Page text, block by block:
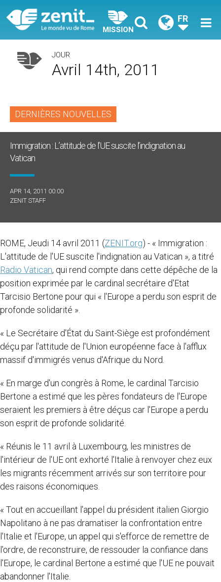
MISSION
FR
JOUR
Avril 14th, 2011
DERNIÈRES NOUVELLES
Immigration : L’attitude de l’UE suscite l’indignation au
Vatican
APR 14, 2011 00:00
ZENIT STAFF
ROME, Jeudi 14 avril 2011 (ZENIT.org) - « Immigration :
L'attitude de l'UE suscite l'indignation au Vatican », a titré
Radio Vatican, qui rend compte dans cette dépêche de la
position exprimée par le cardinal secrétaire d'Etat
Tarcisio Bertone pour qui « l'Europe a perdu son esprit de
profonde solidarité ».
« Le Secrétaire d'État du Saint-Siège est profondément
déçu par l'attitude de l'Union européenne face à l'afflux
massif d'immigrés venus d'Afrique du Nord.
« En marge d'un congrès à Rome, le cardinal Tarcisio
Bertone a estimé que les pères fondateurs de l'Europe
seraient les premiers à être déçus car l'Europe a perdu
son esprit de profonde solidarité.
« Réunis le 11 avril à Luxembourg, les ministres de
l'intérieur de l'UE ont exhorté l'Italie à renvoyer chez eux
les migrants récemment arrivés sur son territoire pour
des raisons économiques.
« Tout en accueillant l'appel du président italien Giorgio
Napolitano à ne pas dramatiser la confrontation entre
l'Italie et l'Europe, un appel qui s'efforce de remettre de
l'ordre, de reconstruire, de ressouder la confiance dans
l'Europe, le cardinal Bertone a estimé que l'UE ne pouvait
abandonner l'Italie.